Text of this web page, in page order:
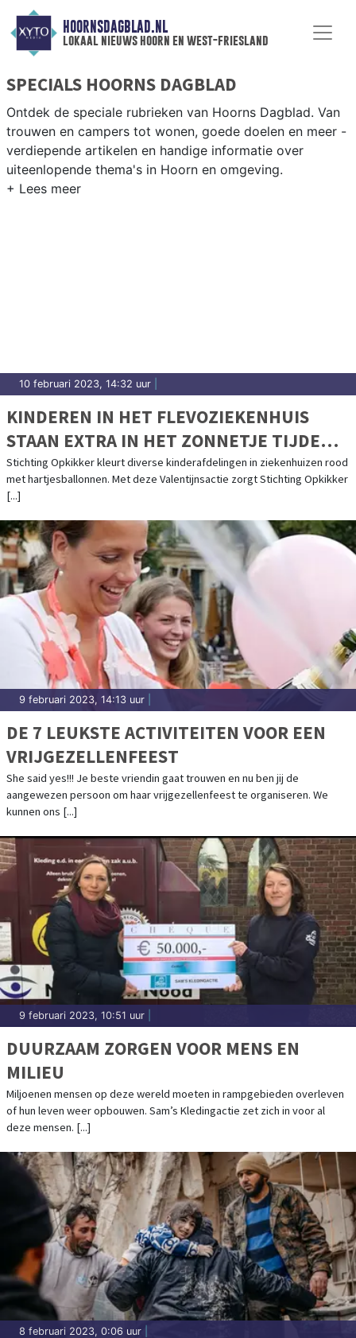
HOORNSDAGBLAD.NL
lokaal nieuws hoorn en west-friesland
SPECIALS HOORNS DAGBLAD
Ontdek de speciale rubrieken van Hoorns Dagblad. Van
trouwen en campers tot wonen, goede doelen en meer -
verdiepende artikelen en handige informatie over
uiteenlopende thema's in Hoorn en omgeving.
10 februari 2023, 14:32 uur
KINDEREN IN HET FLEVOZIEKENHUIS
STAAN EXTRA IN HET ZONNETJE TIJDENS
VALENTIJNSDAG
Stichting Opkikker kleurt diverse kinderafdelingen in ziekenhuizen rood
met hartjesballonnen. Met deze Valentijnsactie zorgt Stichting Opkikker
[...]
9 februari 2023, 14:13 uur
DE 7 LEUKSTE ACTIVITEITEN VOOR EEN
VRIJGEZELLENFEEST
She said yes!!! Je beste vriendin gaat trouwen en nu ben jij de
aangewezen persoon om haar vrijgezellenfeest te organiseren. We
kunnen ons [...]
9 februari 2023, 10:51 uur
DUURZAAM ZORGEN VOOR MENS EN
MILIEU
Miljoenen mensen op deze wereld moeten in rampgebieden overleven
of hun leven weer opbouwen. Sam’s Kledingactie zet zich in voor al
deze mensen. [...]
8 februari 2023, 0:06 uur